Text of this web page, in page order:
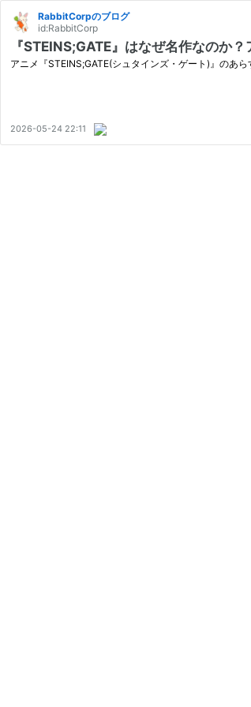
RabbitCorpのブログ
id:RabbitCorp
『STEINS;GATE』はなぜ名作なのか
アニメ『STEINS;GATE(シュタインズ・ゲート)』のあ
2026-05-24 22:11